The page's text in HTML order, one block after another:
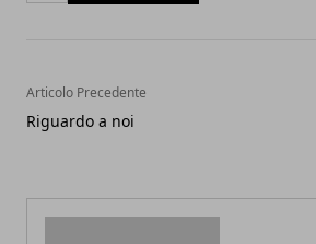
Articolo Precedente
Riguardo a noi